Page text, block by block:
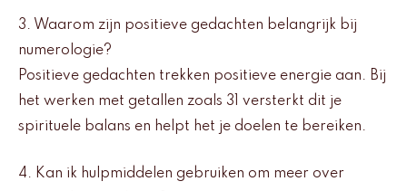
3. Waarom zijn positieve gedachten belangrijk bij
numerologie?
Positieve gedachten trekken positieve energie aan. Bij
het werken met getallen zoals 31 versterkt dit je
spirituele balans en helpt het je doelen te bereiken.
4. Kan ik hulpmiddelen gebruiken om meer over